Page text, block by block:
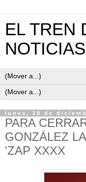
EL TREN
NOTICIAS
lunes, 28 de
PARA
GONZÁLEZ
'ZAP XXXX